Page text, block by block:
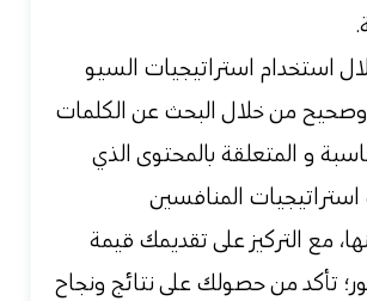
استخدام استراتيجيات السيو
من خلال البحث عن الكلمات
و المتعلقة بالمحتوى الذي
المنافسين
مع التركيز على تقديمك قيمة
تأكد من حصولك على نتائج ونجاح